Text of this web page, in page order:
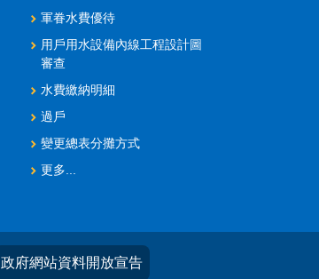
軍眷水費優待
用戶用水設備內線工程設計圖
審查
水費繳納明細
過戶
變更總表分攤方式
更多...
政府網站資料開放宣告